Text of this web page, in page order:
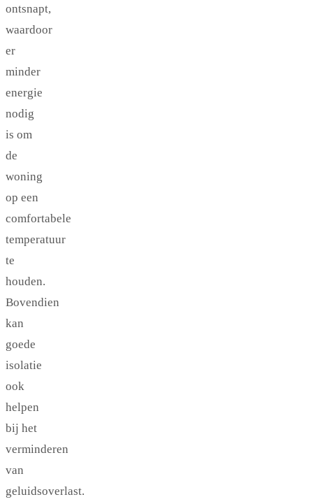
ontsnapt,
waardoor
er
minder
energie
nodig
is om
de
woning
op een
comfortabele
temperatuur
te
houden.
Bovendien
kan
goede
isolatie
ook
helpen
bij het
verminderen
van
geluidsoverlast.